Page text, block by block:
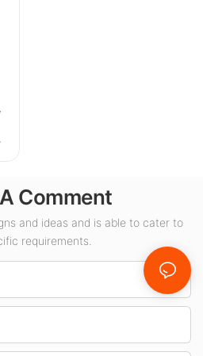
Comment
and ideas and is able to cater to
requirements.